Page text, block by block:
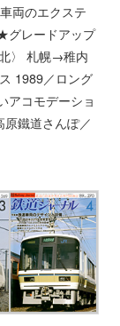
両のエクステ
グレードアップ
〉 札幌→稚内
1989／ロング
アコモデーショ
鐵道さんぽ／